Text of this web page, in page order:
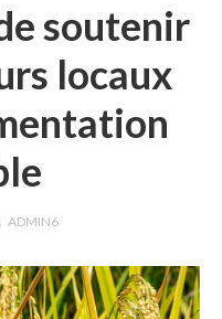
soutenir
locaux
ADMIN6